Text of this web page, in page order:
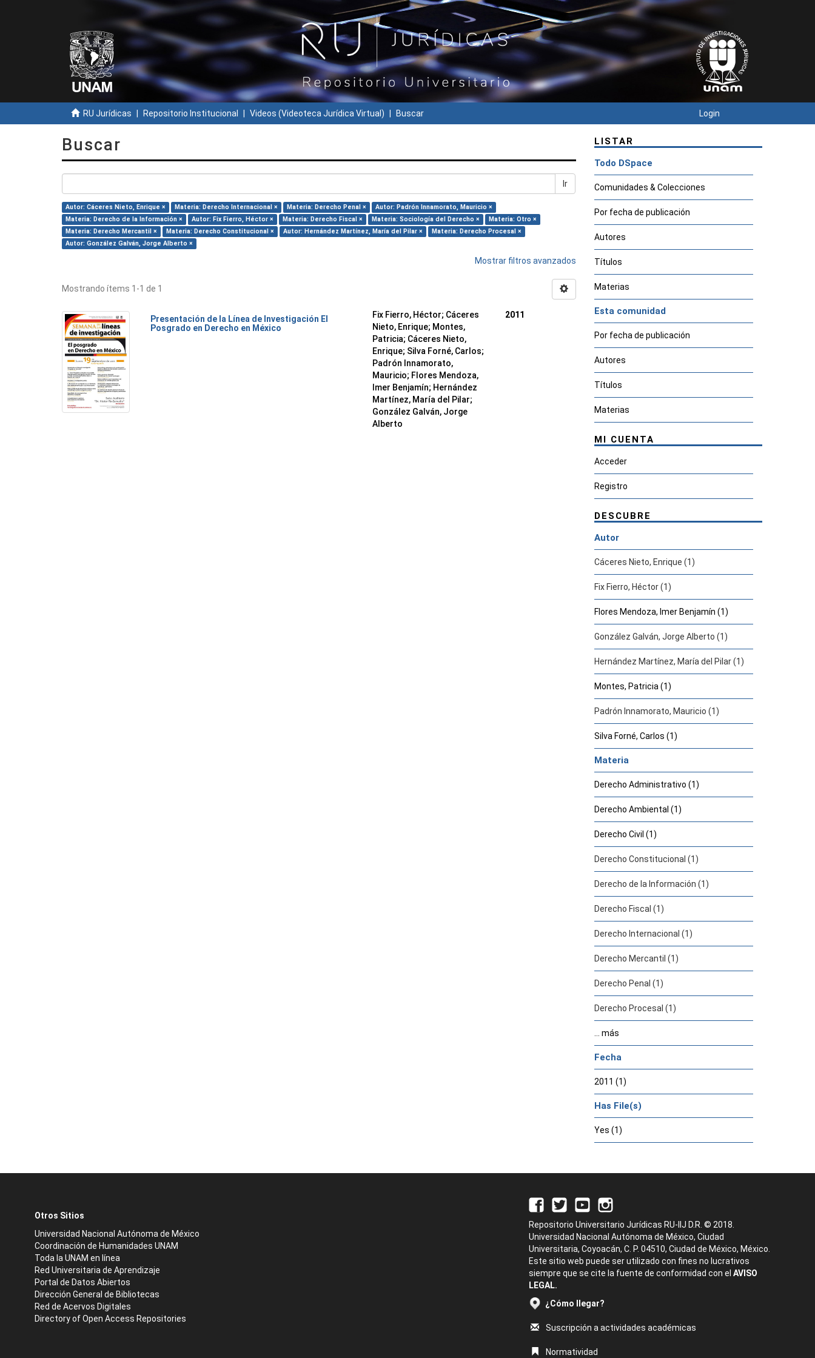
RU Jurídicas Repositorio Institucional Videos (Videoteca Jurídica Virtual) Buscar Login
Buscar
Ir
Autor: Cáceres Nieto, Enrique × Materia: Derecho Internacional × Materia: Derecho Penal ×
Autor: Padrón Innamorato, Mauricio ×
Materia: Derecho de la Información ×
Autor: Fix Fierro, Héctor × Materia: Derecho Fiscal × Materia: Sociología del Derecho ×
Materia: Otro ×
Materia: Derecho Mercantil ×
Materia: Derecho Constitucional × Autor: Hernández Martínez, María del Pilar ×
Materia: Derecho Procesal ×
Autor: González Galván, Jorge Alberto ×
Mostrar filtros avanzados
Mostrando ítems 1-1 de 1
Presentación de la Línea de Investigación El
Posgrado en Derecho en México
Fix Fierro, Héctor; Cáceres
Nieto, Enrique; Montes,
Patricia; Cáceres Nieto,
Enrique; Silva Forné, Carlos;
Padrón Innamorato,
Mauricio; Flores Mendoza,
Imer Benjamín; Hernández
Martínez, María del Pilar;
González Galván, Jorge
Alberto
2011
LISTAR
Todo DSpace
Comunidades & Colecciones
Por fecha de publicación
Autores
Títulos
Materias
Esta comunidad
Por fecha de publicación
Autores
Títulos
Materias
MI CUENTA
Acceder
Registro
DESCUBRE
Autor
Cáceres Nieto, Enrique (1)
Fix Fierro, Héctor (1)
Flores Mendoza, Imer Benjamín (1)
González Galván, Jorge Alberto (1)
Hernández Martínez, María del Pilar (1)
Montes, Patricia (1)
Padrón Innamorato, Mauricio (1)
Silva Forné, Carlos (1)
Materia
Derecho Administrativo (1)
Derecho Ambiental (1)
Derecho Civil (1)
Derecho Constitucional (1)
Derecho de la Información (1)
Derecho Fiscal (1)
Derecho Internacional (1)
Derecho Mercantil (1)
Derecho Penal (1)
Derecho Procesal (1)
... más
Fecha
2011 (1)
Has File(s)
Yes (1)
Otros Sitios
Universidad Nacional Autónoma de México
Coordinación de Humanidades UNAM
Toda la UNAM en línea
Red Universitaria de Aprendizaje
Portal de Datos Abiertos
Dirección General de Bibliotecas
Red de Acervos Digitales
Directory of Open Access Repositories
Repositorio Universitario Jurídicas RU-IIJ D.R. © 2018.
Universidad Nacional Autónoma de México, Ciudad
Universitaria, Coyoacán, C. P. 04510, Ciudad de México, México.
Este sitio web puede ser utilizado con fines no lucrativos
siempre que se cite la fuente de conformidad con el AVISO
LEGAL.
¿Cómo llegar?
Suscripción a actividades académicas
Normatividad